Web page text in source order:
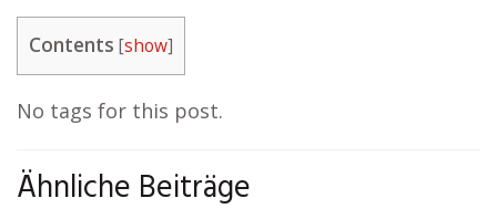
Contents [show]
No tags for this post.
Ähnliche Beiträge